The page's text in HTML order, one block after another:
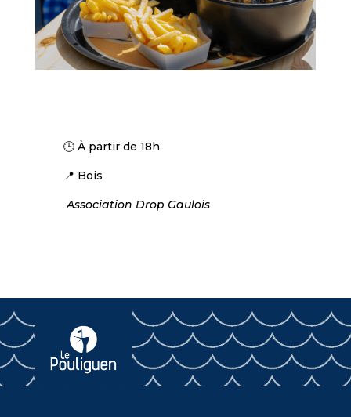
🕒 À partir de 18h
📍 Bois
Association Drop Gaulois